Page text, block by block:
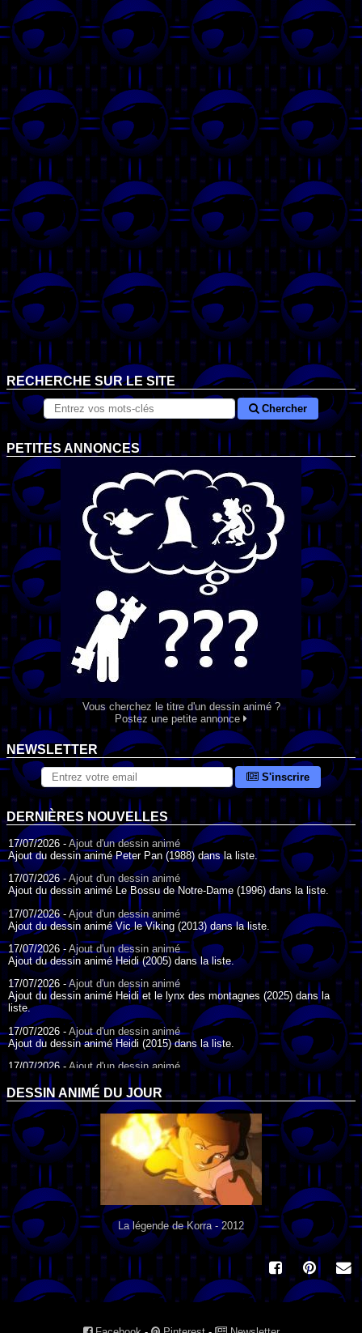
RECHERCHE SUR LE SITE
Chercher
PETITES ANNONCES
Vous cherchez le titre d'un dessin animé ?
Postez une petite annonce
NEWSLETTER
S'inscrire
DERNIÈRES NOUVELLES
17/07/2026 - Ajout d'un dessin animé
Ajout du dessin animé Peter Pan (1988) dans la liste.
17/07/2026 -Ajout d'un dessin animé
Ajout du dessin animé Le Bossu de Notre-Dame (1996) dans la liste.
17/07/2026 -Ajout d'un dessin animé
Ajout du dessin animé Vic le Viking (2013) dans la liste.
17/07/2026 - Ajout d'un dessin animé
Ajout du dessin animé Heidi (2005) dans la liste.
17/07/2026 -Ajout d'un dessin animé
Ajout du dessin animé Heidi et le lynx des montagnes (2025) dans la
liste.
17/07/2026 - Ajout d'un dessin animé
Ajout du dessin animé Heidi (2015) dans la liste.
17/07/2026 -Ajout d'un dessin animé
Ajout du dessin animé Heidi (1995) dans la liste.
09/07/2026 -Ajout d'un dessin animé
Ajout du dessin animé Genki l'Aventurier de la Chance (2006) dans la
liste.
04/07/2026 -Ajout d'un dessin animé
Ajout du dessin animé Vilain Petit Canard (2000) dans la liste.
04/07/2026 -Ajout d'un dessin animé
Ajout du dessin animé Le Noël du vilain petit canard (2003) dans la liste.
DESSIN ANIMÉ DU JOUR
La légende de Korra - 2012